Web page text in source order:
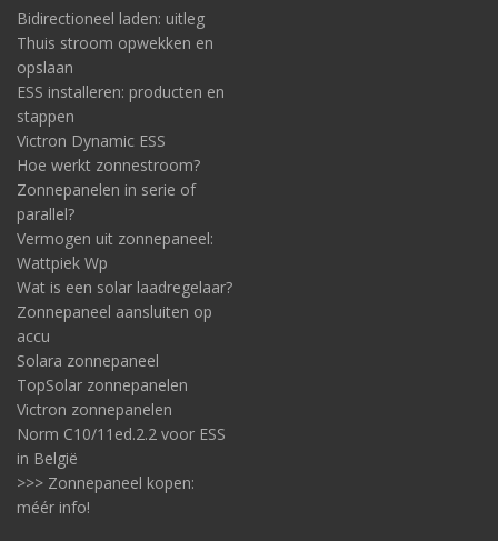
Bidirectioneel laden: uitleg
Thuis stroom opwekken en
opslaan
ESS installeren: producten en
stappen
Victron Dynamic ESS
Hoe werkt zonnestroom?
Zonnepanelen in serie of
parallel?
Vermogen uit zonnepaneel:
Wattpiek Wp
Wat is een solar laadregelaar?
Zonnepaneel aansluiten op
accu
Solara zonnepaneel
TopSolar zonnepanelen
Victron zonnepanelen
Norm C10/11ed.2.2 voor ESS
in België
>>> Zonnepaneel kopen:
méér info!